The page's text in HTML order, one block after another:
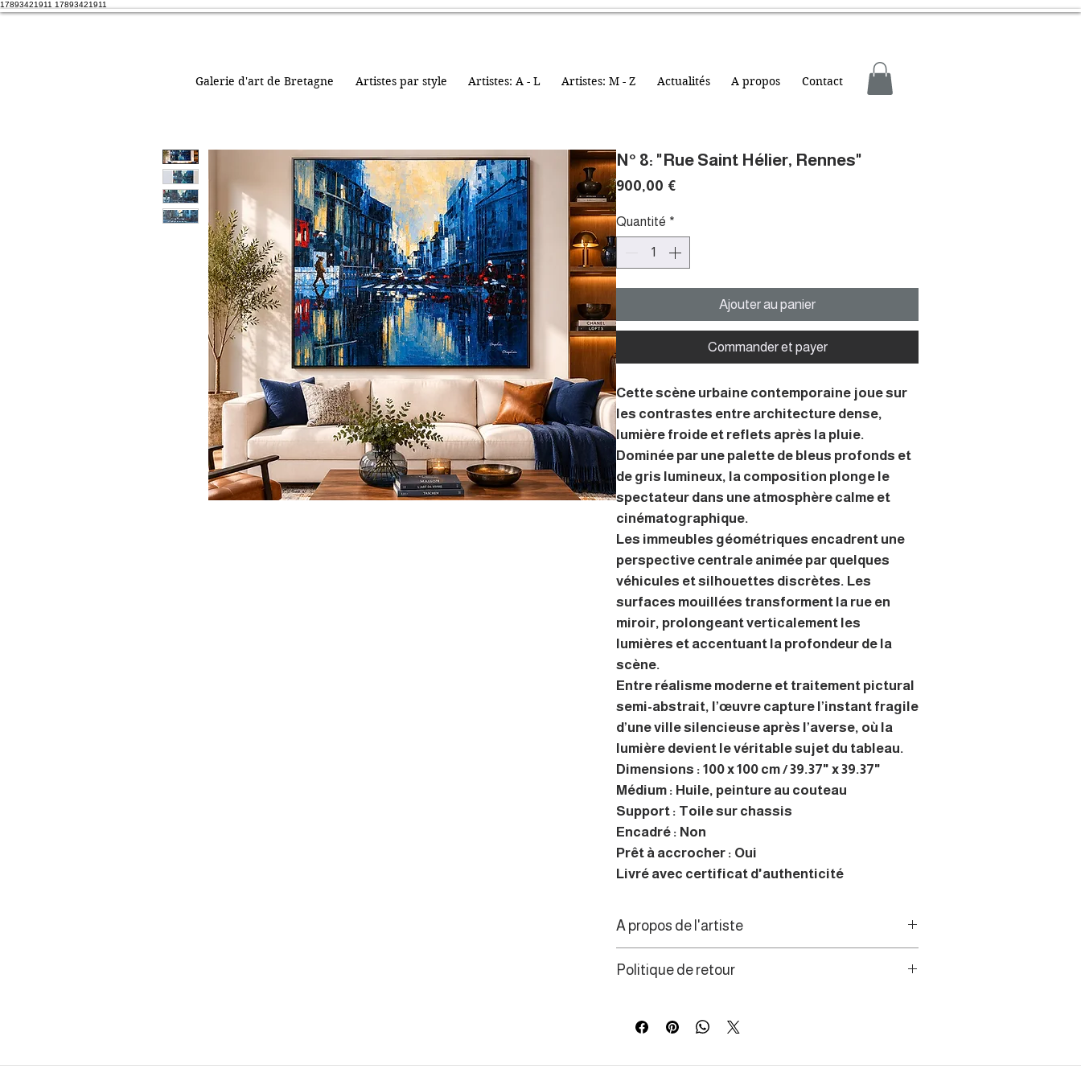
17893421911 17893421911
Galerie d'art de Bretagne Artistes par style Artistes: A - L Artistes: M - Z Actualités A propos Contact
N° 8: "Rue Saint Hélier, Rennes"
900,00 €
Quantité *
Ajouter au panier
Commander et payer
Cette scène urbaine contemporaine joue sur
les contrastes entre architecture dense,
lumière froide et reflets après la pluie.
Dominée par une palette de bleus profonds et
de gris lumineux, la composition plonge le
spectateur dans une atmosphère calme et
cinématographique.
Les immeubles géométriques encadrent une
perspective centrale animée par quelques
véhicules et silhouettes discrètes. Les
surfaces mouillées transforment la rue en
miroir, prolongeant verticalement les
lumières et accentuant la profondeur de la
scène.
Entre réalisme moderne et traitement pictural
semi-abstrait, l’œuvre capture l’instant fragile
d’une ville silencieuse après l’averse, où la
lumière devient le véritable sujet du tableau.
Dimensions : 100 x 100 cm / 39.37" x 39.37"
Médium : Huile, peinture au couteau
Support : Toile sur chassis
Encadré : Non
Prêt à accrocher : Oui
Livré avec certificat d'authenticité
A propos de l'artiste
force poétique du quotidien urbain et maritime,
Politique de retour
de rétractation de 14 jours.